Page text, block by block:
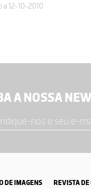
a 12-10-2010
A NOSSA
DE IMAGENS REVISTA